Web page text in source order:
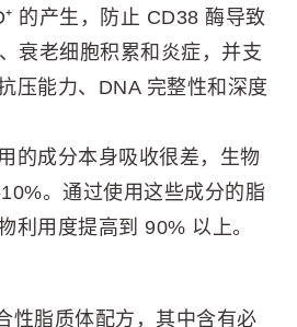
的产生，防止 CD38 酶导致
衰老细胞积累和炎症，并支
压能力、DNA 完整性和深度
的成分本身吸收很差，生物
。通过使用这些成分的脂
利用度提高到 90% 以上。
性脂质体配方，其中含有必